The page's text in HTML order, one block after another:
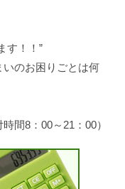
す！！”
のお困りごとは何
間8：00～21：00）